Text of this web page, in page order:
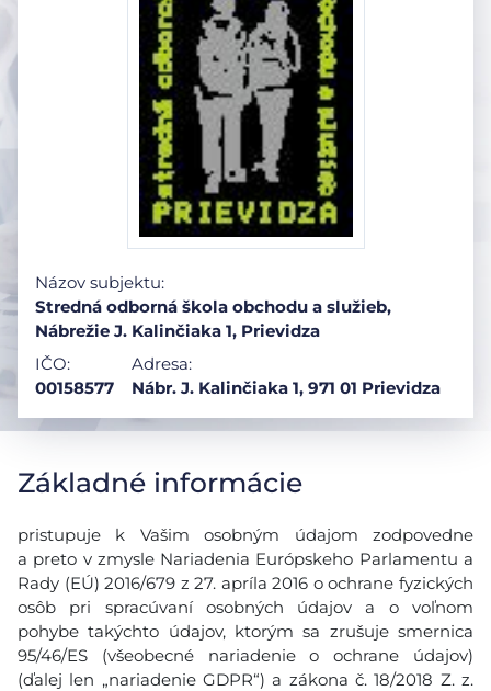
Názov subjektu:
Stredná odborná škola obchodu a služieb,
Nábrežie J. Kalinčiaka 1, Prievidza
IČO:
00158577
Adresa:
Nábr. J. Kalinčiaka 1, 971 01 Prievidza
Základné informácie
pristupuje k Vašim osobným údajom zodpovedne
a preto v zmysle Nariadenia Európskeho Parlamentu a
Rady (EÚ) 2016/679 z 27. apríla 2016 o ochrane fyzických
osôb pri spracúvaní osobných údajov a o voľnom
pohybe takýchto údajov, ktorým sa zrušuje smernica
95/46/ES (všeobecné nariadenie o ochrane údajov)
(ďalej len „nariadenie GDPR“) a zákona č. 18/2018 Z. z.